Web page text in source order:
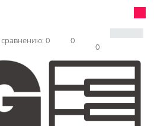
0
0
сравнению: 0